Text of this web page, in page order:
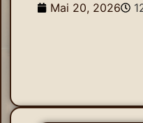
Mai 20, 2026